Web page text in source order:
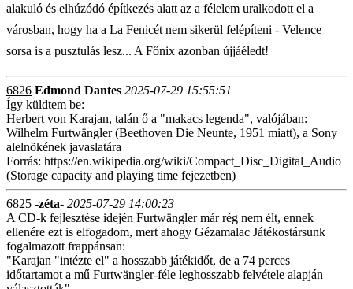
alakuló és elhúzódó építkezés alatt az a félelem uralkodott el a
városban, hogy ha a La Fenicét nem sikerül felépíteni - Velence
sorsa is a pusztulás lesz... A Főnix azonban újjáéledt!
6826 Edmond Dantes 2025-07-29 15:55:51
Így küldtem be:
Herbert von Karajan, talán ő a "makacs legenda", valójában:
Wilhelm Furtwängler (Beethoven Die Neunte, 1951 miatt), a Sony
alelnökének javaslatára
Forrás: https://en.wikipedia.org/wiki/Compact_Disc_Digital_Audio
(Storage capacity and playing time fejezetben)
6825 -zéta- 2025-07-29 14:00:23
A CD-k fejlesztése idején Furtwängler már rég nem élt, ennek
ellenére ezt is elfogadom, mert ahogy Gézamalac Játékostársunk
fogalmazott frappánsan:
"Karajan "intézte el" a hosszabb játékidőt, de a 74 perces
időtartamot a mű Furtwängler-féle leghosszabb felvétele alapján